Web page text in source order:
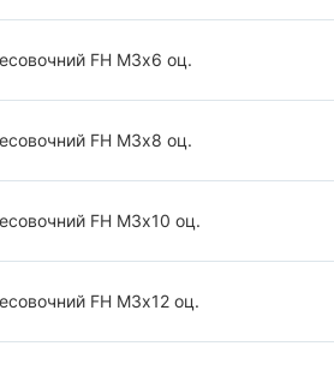
FH М3х6 оц.
FH М3х8 оц.
FH М3х10 оц.
FH М3х12 оц.